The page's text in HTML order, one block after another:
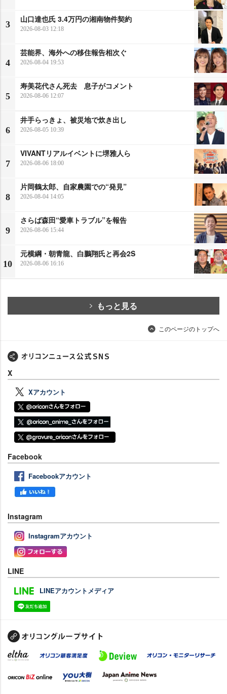
3
山口達也氏 3.4万円の湘南物件契約
2026-08-03 12:18
4
芸能界、海外への移住報告相次ぐ
2026-08-04 19:53
5
寿美花代さん死去 息子がコメント
2026-08-06 12:07
6
井手らっきょ、被災地で炊き出し
2026-08-05 10:39
7
VIVANTリアルイベントに堺雅人ら
2026-08-06 18:00
8
片岡鶴太郎、自家農園での“発見”
2026-08-04 14:05
9
さらば森田“愛車トラブル”を報告
2026-08-06 15:44
10
元横綱・朝青龍、白鵬翔氏と再会2S
2026-08-06 16:16
もっと見る
このページのトップへ
X
Xアカウント
Facebook
Facebookアカウント
Instagram
Instagramアカウント
LINE
LINEアカウントメディア